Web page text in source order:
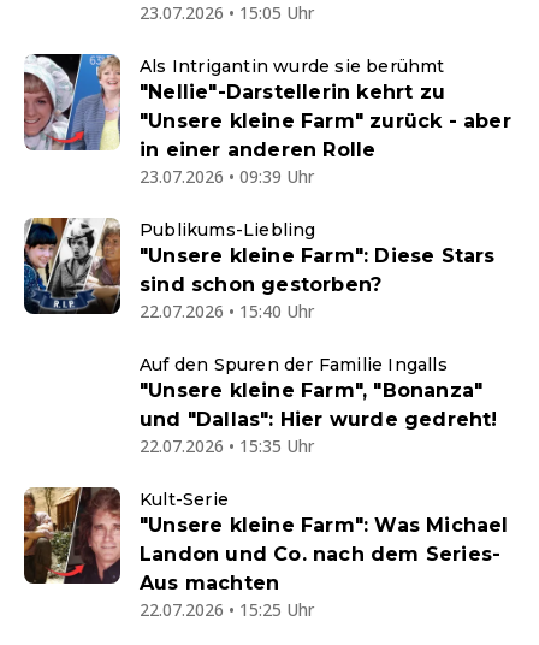
23.07.2026 • 15:05 Uhr
Als Intrigantin wurde sie berühmt
"Nellie"-Darstellerin kehrt zu
"Unsere kleine Farm" zurück - aber
in einer anderen Rolle
23.07.2026 • 09:39 Uhr
Publikums-Liebling
"Unsere kleine Farm": Diese Stars
sind schon gestorben?
22.07.2026 • 15:40 Uhr
Auf den Spuren der Familie Ingalls
"Unsere kleine Farm", "Bonanza"
und "Dallas": Hier wurde gedreht!
22.07.2026 • 15:35 Uhr
Kult-Serie
"Unsere kleine Farm": Was Michael
Landon und Co. nach dem Series-
Aus machten
22.07.2026 • 15:25 Uhr